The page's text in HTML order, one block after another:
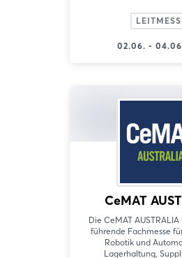
02.06. -
CeMAT
Die CeMAT
führende Fachmesse
Robotik und
Lagerhaltung,